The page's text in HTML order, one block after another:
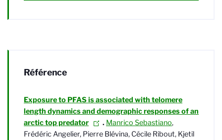
Référence
Exposure to PFAS is associated with telomere
length dynamics and demographic responses of an
arctic top predator
. Manrico Sebastiano,
Frédéric Angelier, Pierre Blévina, Cécile Ribout, Kjetil